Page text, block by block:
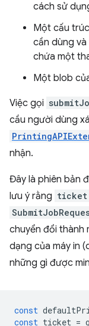
cách sử
Một cấu trúc
cần dùng
chứa một
Một blob
Việc gọi
cầu người dùng
nhận.
Đây là phiên bản
lưu ý rằng ticket
chuyển đổi thành
dạng của máy in
những gì được
const
const ticket =